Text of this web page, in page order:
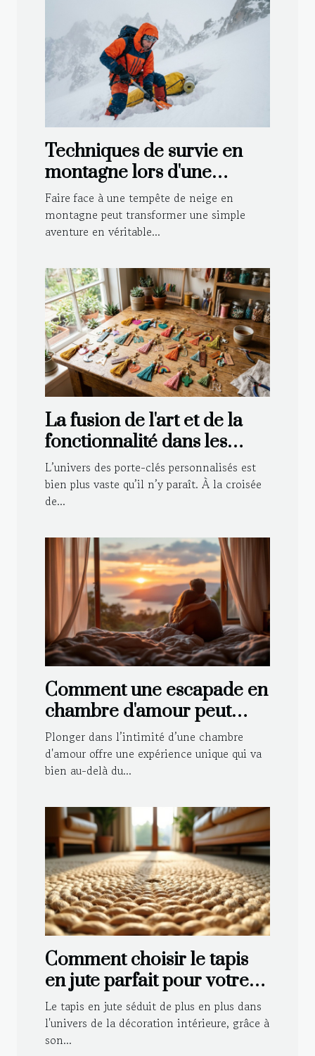
Techniques de survie en
montagne lors d'une
tempête de neige
Faire face à une tempête de neige en
montagne peut transformer une simple
aventure en véritable...
La fusion de l'art et de la
fonctionnalité dans les
porte-clés personnalisés
L’univers des porte-clés personnalisés est
bien plus vaste qu’il n’y paraît. À la croisée
de...
Comment une escapade en
chambre d'amour peut
renforcer votre relation ?
Plonger dans l’intimité d’une chambre
d'amour offre une expérience unique qui va
bien au-delà du...
Comment choisir le tapis
en jute parfait pour votre
intérieur ?
Le tapis en jute séduit de plus en plus dans
l'univers de la décoration intérieure, grâce à
son...